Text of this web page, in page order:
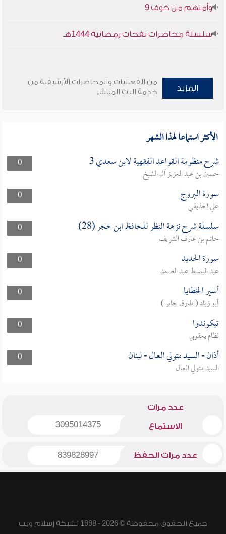
وأمنهم من خوف 9
سلسلة محاضرات نفحات رمضانية 1444هـ
المزيد
من الفعاليات والمحاضرات الأرشيفية من
خدمة البث المباشر
الأكثر استماعا لهذا الشهر
0 شرح منظومة القواعد الفقهية لابن سعدي 3
حسين بن عبد العزيز آل الشيخ
0
سورة البروج
علي الحذيفي
0
سلسلة شرح نزهة النظر للحافظ ابن حجر (28)
حاتم بن عارف الشريف
0
سورة الحديد
عبد الباسط عبد الصمد
0
أسير الخطايا
أبو زياد ( طارق جابر )
0
تيكوندوا
نظام يعقوبي
0
أذان - السيد متولي العال - لبنان
السيد متولي العال
عدد مرات
الاستماع 3095014375
عدد مرات الحفظ 839828997
جميع الحقوق محفوظة © 2026 - 1998 لشبكة إسلام ويب